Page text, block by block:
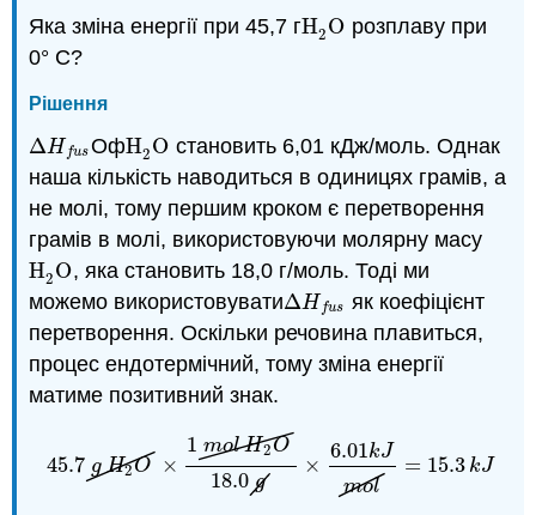
Яка зміна енергії при 45,7 гH2O
H2O розплаву при
0° C?
Рішення
ΔH fus
ΔHfusОфH2O
H2O становить 6,01 кДж/моль. Однак
наша кількість наводиться в одиницях грамів, а
не молі, тому першим кроком є перетворення
грамів в молі, використовуючи молярну масу
H2O
H2O, яка становить 18,0 г/моль. Тоді ми
можемо використовуватиΔH fus
ΔHfus як коефіцієнт
перетворення. Оскільки речовина плавиться,
процес ендотермічний, тому зміна енергії
матиме позитивний знак.
45.7 g H2O ×
1 mol H2O
18.0 g
×
6.01kJ
mol
= 15.3 kJ
45.7 g H2O× 1molH2O18.0g ×6.01kJm ol=15.3kJ